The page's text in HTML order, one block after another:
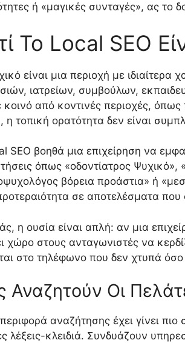
ή «μαγικές συνταγές», ας το
Το Local SEO
είναι μια περιοχή με
ιατρείων, συμβούλων,
κοινό από κοντινές περιοχές,
η τοπική ορατότητα δεν είναι
SEO βοηθά μια επιχείρηση να
όπως «οδοντίατρος
βόρεια προάστια» ή
σε αποτελέσματα
η ουσία είναι απλή: αν μια
χώρο στους ανταγωνιστές να
στο τηλέφωνο που δεν χτυπά
Αναζητούν Οι
αναζήτησης έχει γίνει
λέξεις-κλειδιά. Συνδυάζουν